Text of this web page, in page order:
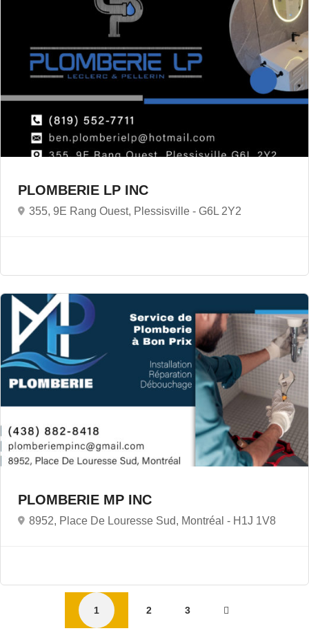
PLOMBERIE LP INC
355, 9E Rang Ouest, Plessisville - G6L 2Y2
PLOMBERIE MP INC
8952, Place De Louresse Sud, Montréal - H1J 1V8
1 2 3